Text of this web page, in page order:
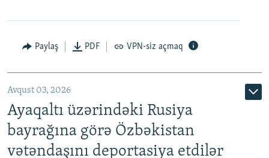
Paylaş PDF VPN-siz açmaq
Avqust 03, 2026
Ayaqaltı üzərindəki Rusiya
bayrağına görə Özbəkistan
vətəndaşını deportasiya etdilər